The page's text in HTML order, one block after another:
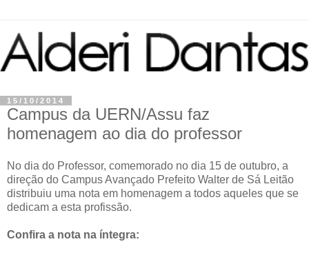
15/10/2014
Campus da UERN/Assu faz
homenagem ao dia do professor
No dia do Professor, comemorado no dia 15 de outubro, a
direção do Campus Avançado Prefeito Walter de Sá Leitão
distribuiu uma nota em homenagem a todos aqueles que se
dedicam a esta profissão.
Confira a nota na íntegra: